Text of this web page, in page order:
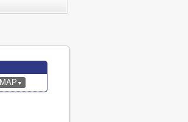
MAP ▼